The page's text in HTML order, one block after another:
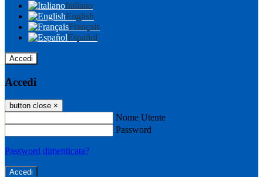
Italiano
English
Français
Español
Accedi
Accedi
button close ×
Nome Utente
Password
Password dimenticata?